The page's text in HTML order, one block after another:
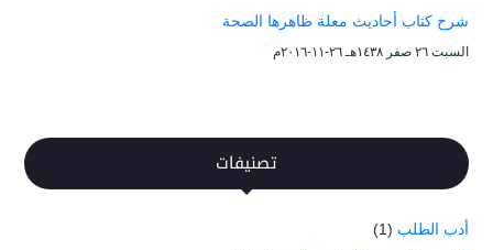
شرح كتاب أحاديث معلة ظاهرها الصحة
السبت ۲٦ صفر ۱٤۳۸هـ ۲٦-۱۱-۲۰۱٦م
تصنيفات
أدب الطلب (1)